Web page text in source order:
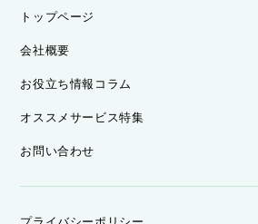
トップページ
会社概要
お役立ち情報コラム
オススメサービス特集
お問い合わせ